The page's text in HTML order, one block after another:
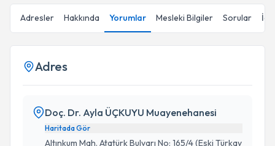
Adresler Hakkında Yorumlar Mesleki Bilgiler Sorular
Adres
Doç. Dr. Ayla ÜÇKUYU Muayenehanesi
Haritada Gör
Altınkum Mah. Atatürk Bulvarı No: 165/4 (Eski Türkay